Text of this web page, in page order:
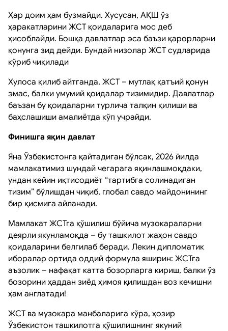
Ҳар доим ҳам бузмайди. Хусусан, АҚШ ўз
ҳаракатларини ЖСТ қоидаларига мос деб
ҳисоблайди. Бошқа давлатлар эса баъзи қарорларни
қонунга зид дейди. Бундай низолар ЖСТ судларида
кўриб чиқилади
Хулоса қилиб айтганда, ЖСТ – мутлақ қатъий қонун
эмас, балки умумий қоидалар тизимидир. Давлатлар
баъзан бу қоидаларни турлича талқин қилиши ва
баҳслашиши амалиётда кўп учрайди.
Финишга яқин давлат
Яна Ўзбекистонга қайтадиган бўлсак, 2026 йилда
мамлакатимиз шундай чегарага яқинлашмоқдаки,
ундан кейин иқтисодиёт “тартибга солинадиган
тизим” бўлишдан чиқиб, глобал савдо майдонининг
бир қисмига айланади.
Мамлакат ЖСТга қўшилиш бўйича музокараларни
деярли якунламоқда – бу ташкилот жаҳон савдо
қоидаларини белгилаб беради. Лекин дипломатик
иборалар ортида оддий формула яширин: ЖСТга
аъзолик – нафақат катта бозорларга кириш, балки ўз
бозорини ҳаддан зиёд ҳимоя қилишдан воз кечишни
ҳам англатади!
ЖСТ ва музокара манбаларига кўра, ҳозир
Ўзбекистон ташкилотга қўшилишнинг якуний